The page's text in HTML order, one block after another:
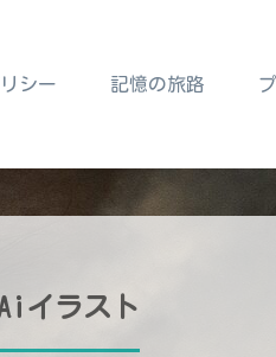
シー 記憶の旅路
イラスト